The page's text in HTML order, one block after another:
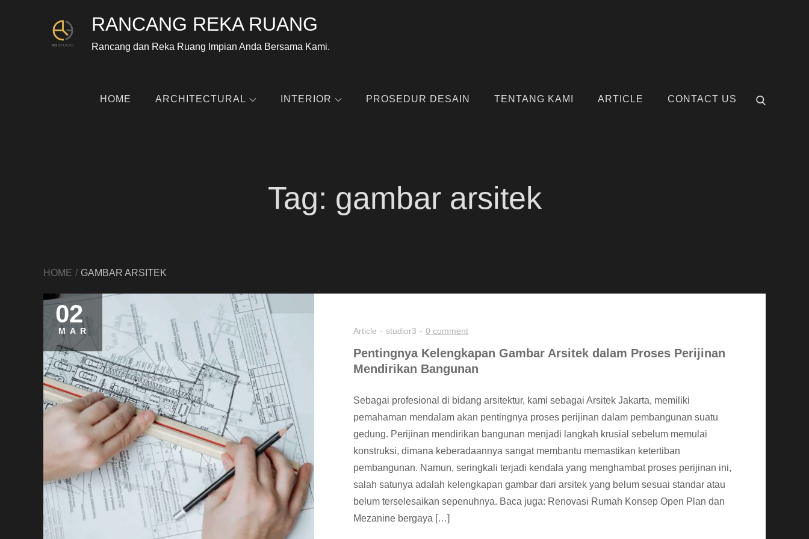
RANCANG REKA RUANG
Rancang dan Reka Ruang Impian Anda Bersama Kami.
HOME ARCHITECTURAL INTERIOR PROSEDUR DESAIN TENTANG KAMI ARTICLE CONTACT US
Tag: gambar arsitek
HOME GAMBAR ARSITEK
02
MAR Article studior3 0 comment
Pentingnya Kelengkapan Gambar Arsitek dalam Proses Perijinan
Mendirikan Bangunan
Sebagai profesional di bidang arsitektur, kami sebagai Arsitek Jakarta, memiliki
pemahaman mendalam akan pentingnya proses perijinan dalam pembangunan suatu
gedung. Perijinan mendirikan bangunan menjadi langkah krusial sebelum memulai
konstruksi, dimana keberadaannya sangat membantu memastikan ketertiban
pembangunan. Namun, seringkali terjadi kendala yang menghambat proses perijinan ini,
salah satunya adalah kelengkapan gambar dari arsitek yang belum sesuai standar atau
belum terselesaikan sepenuhnya. Baca juga: Renovasi Rumah Konsep Open Plan dan
Mezanine bergaya […]